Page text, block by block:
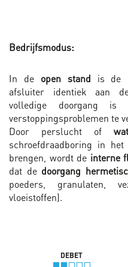
Bedrijfsmodus:
In deopen stand is de
afsluiter identiek aan
volledige doorgang
verstoppingsproblemen te
Door perslucht of
schroefdraadboring in
brengen, wordt de interne
dat de doorgang
poeders, granulaten,
vloeistoffen).
DEBET